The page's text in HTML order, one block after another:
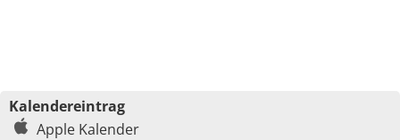
Kalendereintrag
Apple Kalender